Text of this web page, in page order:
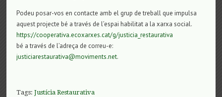
Podeu posar-vos en contacte amb el grup de treball que impulsa
aquest projecte bé a través de l’espai habilitat a la xarxa social.
https://cooperativa.ecoxarxes.cat/g/justicia_restaurativa
bé a través de l’adreça de correu-e:
justiciarestaurativa@moviments.net.
Tags:Justícia Restaurativa